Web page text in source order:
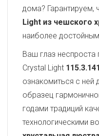
дома? Гарантируем,
Light из чешского
наиболее
Ваш глаз неспроста
Crystal Light
ознакомиться с ней
образец
годами традиций
технологическими